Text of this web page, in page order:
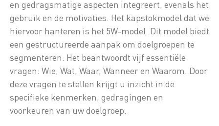
en gedragsmatige aspecten integreert, evenals het
gebruik en de motivaties. Het kapstokmodel dat we
hiervoor hanteren is het 5W-model. Dit model biedt
een gestructureerde aanpak om doelgroepen te
segmenteren. Het beantwoordt vijf essentiële
vragen: Wie, Wat, Waar, Wanneer en Waarom. Door
deze vragen te stellen krijgt u inzicht in de
specifieke kenmerken, gedragingen en
voorkeuren van uw doelgroep.